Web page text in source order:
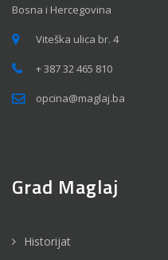
Bosna i Hercegovina
Viteška ulica br. 4
+ 387 32 465 810
opcina@maglaj.ba
Grad Maglaj
Historijat